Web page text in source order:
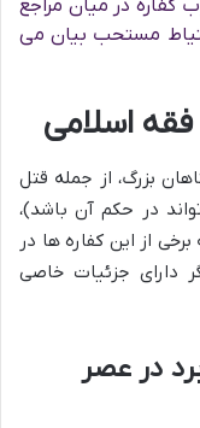
کفاره در میان مراجع
مستحب بیان می
اسلامی
بزرگ، از جمله قتل
در حکم آن باشد)،
از این کفاره ها در
دارای جزئیات خاصی
در عصر